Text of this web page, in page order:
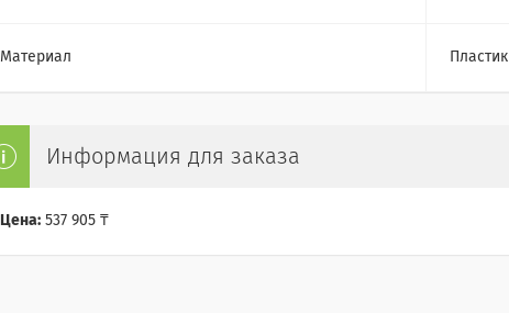
Материал Пластик
Информация для заказа
Цена: 537 905 ₸